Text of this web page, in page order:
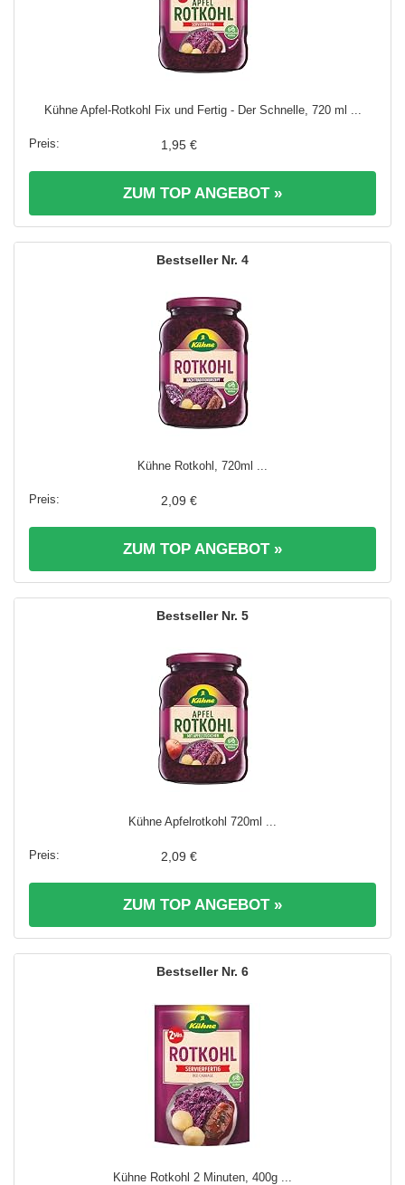
Kühne Apfel-Rotkohl Fix und Fertig - Der Schnelle, 720 ml ...
1,95 €
ZUM TOP ANGEBOT »
4
Kühne Rotkohl, 720ml ...
2,09 €
ZUM TOP ANGEBOT »
5
Kühne Apfelrotkohl 720ml ...
2,09 €
ZUM TOP ANGEBOT »
6
Kühne Rotkohl 2 Minuten, 400g ...